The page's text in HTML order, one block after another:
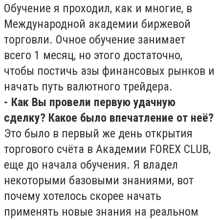
Обучение я проходил, как и многие, в
Международной академии биржевой
торговли. Очное обучение занимает
всего 1 месяц, но этого достаточно,
чтобы постичь азы финансовых рынков и
начать путь валютного трейдера.
- Как Вы провели первую удачную
сделку? Какое было впечатление от неё?
Это было в первый же день открытия
торгового счёта в Академии FOREX CLUB,
еще до начала обучения. Я владел
некоторыми базовыми знаниями, вот
почему хотелось скорее начать
применять новые знания на реальном